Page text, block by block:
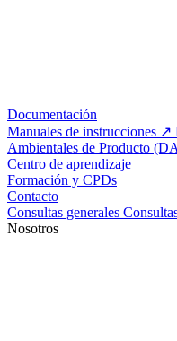
Documentación
Manuales de instrucciones
Ambientales de Producto
Centro de aprendizaje
Formación y CPDs
Contacto
Consultas generales
Nosotros